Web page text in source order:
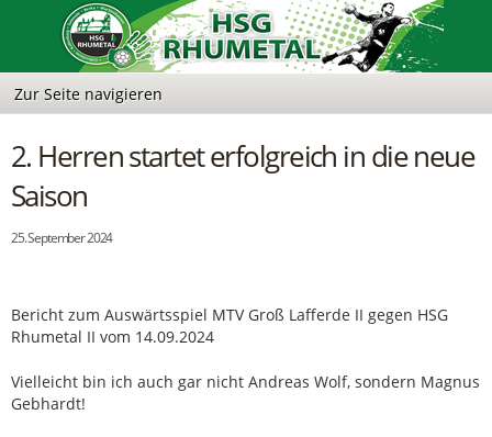
2. Herren startet erfolgreich in die neue
Saison
25. September 2024
Bericht zum Auswärtsspiel MTV Groß Lafferde II gegen HSG
Rhumetal II vom 14.09.2024
Vielleicht bin ich auch gar nicht Andreas Wolf, sondern Magnus
Gebhardt!